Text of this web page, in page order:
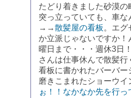
たどり着きました砂漠
突っ立っていても、車な
→→散髪屋の看板 。エグ
か立派じゃないですか
曜日まで・・・週休3日
さんは仕事休んで散髪
看板に書かれたバーバ
磨きこまれたショーウ
ぉ！！なかなか先を行